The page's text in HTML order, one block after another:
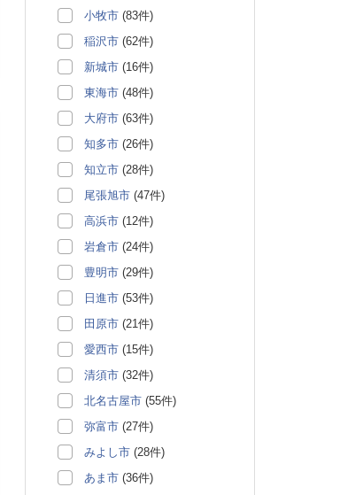
小牧市 (83件)
稲沢市 (62件)
新城市 (16件)
東海市 (48件)
大府市 (63件)
知多市 (26件)
知立市 (28件)
尾張旭市 (47件)
高浜市 (12件)
岩倉市 (24件)
豊明市 (29件)
日進市 (53件)
田原市 (21件)
愛西市 (15件)
清須市 (32件)
北名古屋市 (55件)
弥富市 (27件)
みよし市 (28件)
あま市 (36件)